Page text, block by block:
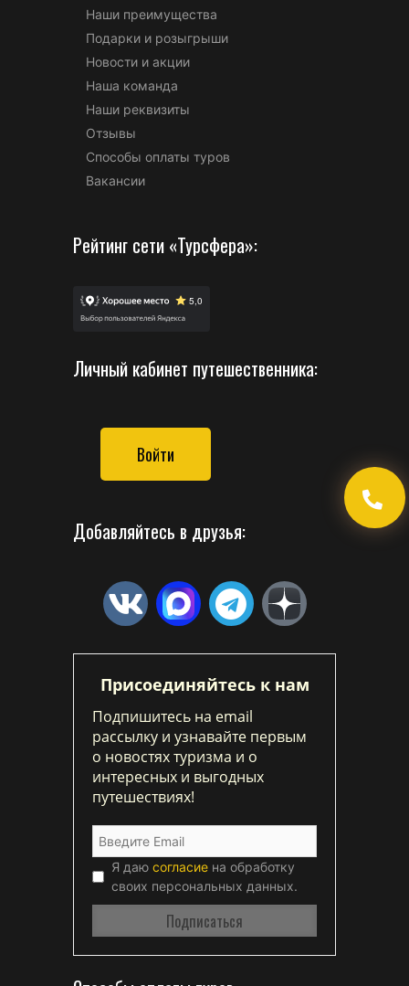
Наши преимущества
Подарки и розыгрыши
Новости и акции
Наша команда
Наши реквизиты
Отзывы
Способы оплаты туров
Вакансии
Рейтинг сети «Турсфера»:
Личный кабинет путешественника:
Войти
Добавляйтесь в друзья:
Присоединяйтесь к нам
Подпишитесь на email
рассылку и узнавайте первым
о новостях туризма и о
интересных и выгодных
путешествиях!
Я даю согласие на обработку
своих персональных данных.